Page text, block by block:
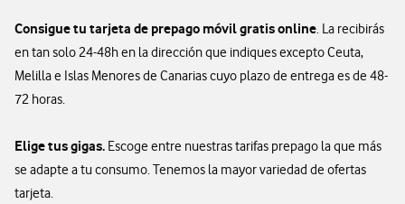
Consigue tu tarjeta de prepago móvil gratis online. La recibirás
en tan solo 24-48h en la dirección que indiques excepto Ceuta,
Melilla e Islas Menores de Canarias cuyo plazo de entrega es de 48-
72 horas.
Elige tus gigas. Escoge entre nuestras tarifas prepago la que más
se adapte a tu consumo. Tenemos la mayor variedad de ofertas
tarjeta.